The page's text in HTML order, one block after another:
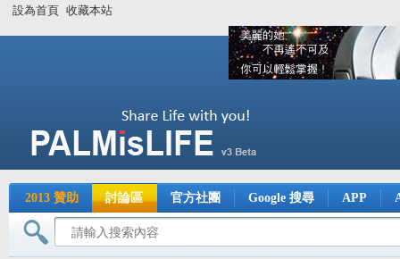
設為首頁 收藏本站
2013 贊助 討論區 官方社團 Google 搜尋 APP